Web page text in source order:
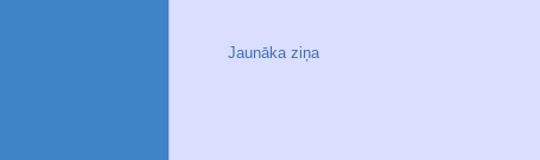
Jaunāka ziņa